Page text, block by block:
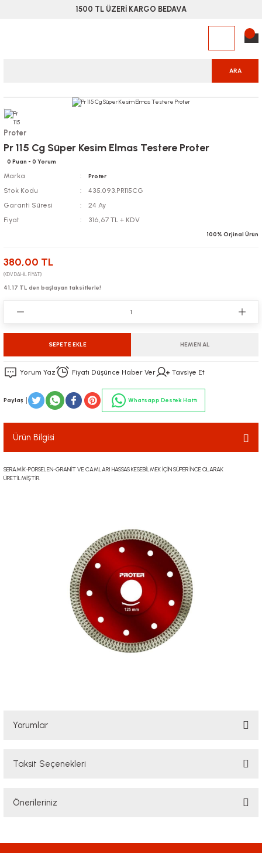
1500 TL ÜZERİ KARGO BEDAVA
ARA
Proter
Pr 115 Cg Süper Kesim Elmas Testere Proter
0 Puan - 0 Yorum
Marka Proter
Stok Kodu
435.093.PR115CG
Garanti Süresi
24 Ay
Fiyat
316,67 TL + KDV
100% Orjinal Ürün
380,00 TL
(KDV DAHİL FİYATI)
41,17 TL den başlayan taksitlerle!
SEPETE EKLE HEMEN AL
Yorum Yaz Fiyatı Düşünce Haber Ver Tavsiye Et
Paylaş Whatsapp Destek Hattı
Ürün Bilgisi
SERAMİK-PORSELEN-GRANİT VE CAMLARI HASSAS KESEBİLMEK İÇİN SÜPER İNCE OLARAK
ÜRETİLMİŞTİR.
Yorumlar
Taksit Seçenekleri
Önerileriniz